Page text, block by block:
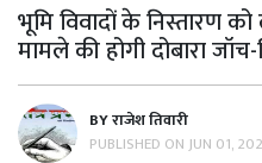
भूमि विवादों के निस्तारण
मामले की होगी दोबारा
BYराजेश तिवारी
PUBLISHED ONJUN 01,